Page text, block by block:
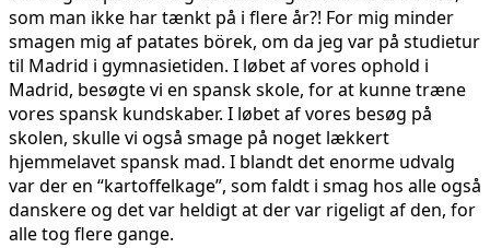
som man ikke har tænkt på i flere år?! For mig minder
smagen mig af patates börek, om da jeg var på studietur
til Madrid i gymnasietiden. I løbet af vores ophold i
Madrid, besøgte vi en spansk skole, for at kunne træne
vores spansk kundskaber. I løbet af vores besøg på
skolen, skulle vi også smage på noget lækkert
hjemmelavet spansk mad. I blandt det enorme udvalg
var der en “kartoffelkage”, som faldt i smag hos alle også
danskere og det var heldigt at der var rigeligt af den, for
alle tog flere gange.